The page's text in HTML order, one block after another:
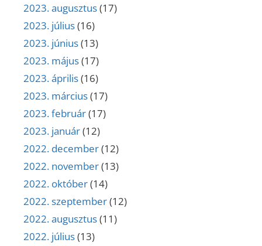
2023. augusztus(17)
2023. július(16)
2023. június(13)
2023. május(17)
2023. április(16)
2023. március(17)
2023. február(17)
2023. január(12)
2022. december(12)
2022. november(13)
2022. október(14)
2022. szeptember(12)
2022. augusztus(11)
2022. július(13)